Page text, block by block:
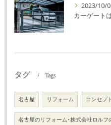
2023/10/
タグ Tags
名古屋 リフォーム コンセプト
名古屋のリフォーム･株式会社ロルフ